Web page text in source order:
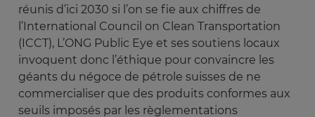
réunis d’ici 2030 si l’on se fie aux chiffres de
l’International Council on Clean Transportation
(ICCT), L’ONG Public Eye et ses soutiens locaux
invoquent donc l’éthique pour convaincre les
géants du négoce de pétrole suisses de ne
commercialiser que des produits conformes aux
seuils imposés par les règlementations